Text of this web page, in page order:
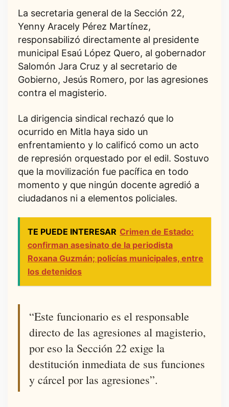
La secretaria general de la Sección 22,
Yenny Aracely Pérez Martínez,
responsabilizó directamente al presidente
municipal Esaú López Quero, al gobernador
Salomón Jara Cruz y al secretario de
Gobierno, Jesús Romero, por las agresiones
contra el magisterio.
La dirigencia sindical rechazó que lo
ocurrido en Mitla haya sido un
enfrentamiento y lo calificó como un acto
de represión orquestado por el edil. Sostuvo
que la movilización fue pacífica en todo
momento y que ningún docente agredió a
ciudadanos ni a elementos policiales.
TE PUEDE INTERESAR Crimen de Estado:
confirman asesinato de la periodista
Roxana Guzmán; policías municipales, entre
los detenidos
“Este funcionario es el responsable
directo de las agresiones al magisterio,
por eso la Sección 22 exige la
destitución inmediata de sus funciones
y cárcel por las agresiones”.